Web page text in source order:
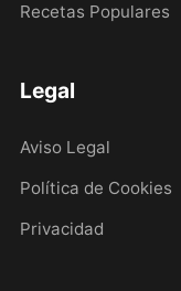
Recetas Populares
Legal
Aviso Legal
Política de Cookies
Privacidad